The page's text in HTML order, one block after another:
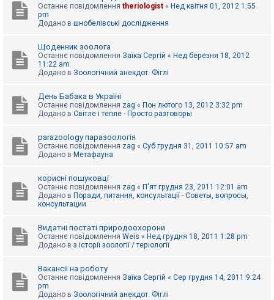
Останнє повідомлення theriologist « Нед квітня 01, 2012 1:55
pm
Додано в шнобелівські дослідження
Щоденник зоолога
Останнє повідомлення Заїка Сергій « Нед березня 18, 2012
11:22 am
Додано в Зоологічний анекдот. Фіглі
День Бабака в Україні
Останнє повідомлення zag « Пон лютого 13, 2012 3:32 pm
Додано в Світле і тепле - Просто разговоры
parazoology паразоологія
Останнє повідомлення zag « Суб грудня 31, 2011 10:57 am
Додано в Метафауна
корисні пошуковці
Останнє повідомлення zag « П'ят грудня 23, 2011 12:01 am
Додано в Поради, питання, консультації - Советы, вопросы,
консультации
Видатні постаті природоохорони
Останнє повідомлення Weis « Нед грудня 18, 2011 1:28 pm
Додано в з історії зоології / теріології
Вакансії на роботу
Останнє повідомлення Заїка Сергій « Сер грудня 14, 2011 9:24
pm
Додано в Зоологічний анекдот. Фіглі